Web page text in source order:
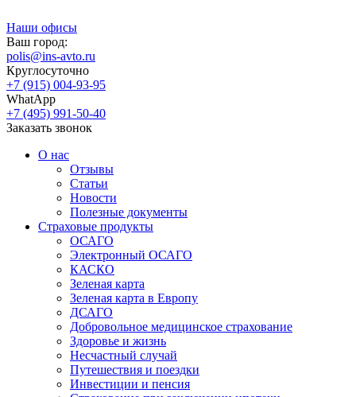
Наши офисы
Ваш город:
polis@ins-avto.ru
Круглосуточно
+7 (915) 004-93-95
WhatApp
+7 (495) 991-50-40
Заказать звонок
О нас
Отзывы
Статьи
Новости
Полезные документы
Страховые продукты
ОСАГО
Электронный ОСАГО
КАСКО
Зеленая карта
Зеленая карта в Европу
ДСАГО
Добровольное медицинское страхование
Здоровье и жизнь
Несчастный случай
Путешествия и поездки
Инвестиции и пенсия